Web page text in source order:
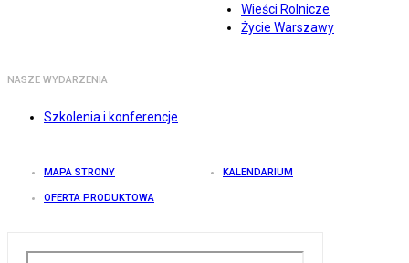
Wieści Rolnicze
Życie Warszawy
NASZE WYDARZENIA
Szkolenia i konferencje
MAPA STRONY KALENDARIUM
OFERTA PRODUKTOWA